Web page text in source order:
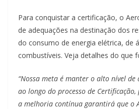
Para conquistar a certificação, o
de adequações na destinação dos
do consumo de energia elétrica, de
combustíveis. Veja detalhes do que
“Nossa meta é manter o alto nível de
ao longo do processo de
a melhoria contínua garantirá que o